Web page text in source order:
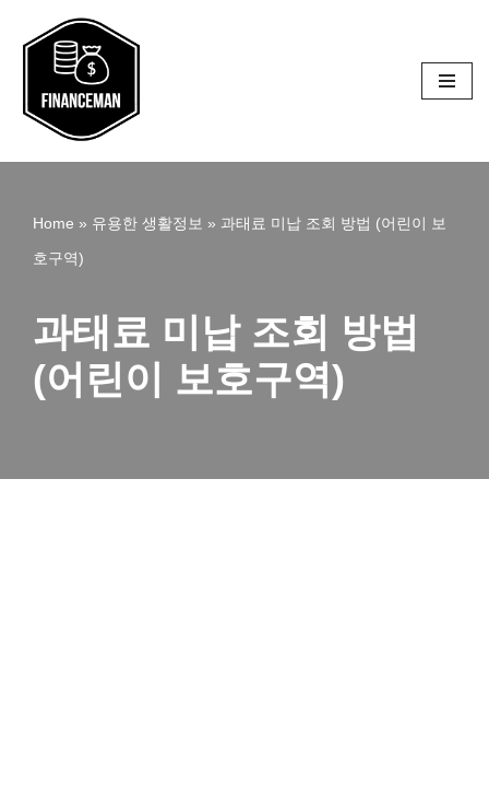
로
Home » 유용한 생활정보 » 과태료 미납 조회 방법 (어린이 보
호구역)
과태료 미납 조회 방법
(어린이 보호구역)